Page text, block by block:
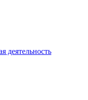
деятельность